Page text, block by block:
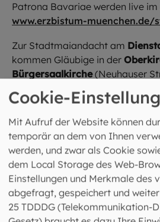
Patrona Bavariae werden live
www.erzbistum-muenchen.de/
Zur Stadtmaiandacht am
kommen Gläubige in der
Bürgersaalkirche(Neuhauser
Maiandacht steht unter dem
und soll neuen Wegen der
und dabei insbesondere
Gottesmutter Ausdruck
musikalisch von „Open Spirit“,
Truderinger Pfarrei St.
Evangelische Gäste predigen
Maiandachten in der
(Neuhauser Straße 6),jeweils
Cookie-
Mit Aufruf der Website können
temporär an dem von Ihnen
werden, und zwar als Cookie
dem Local Storage des Web-
Einstellungen und Merkmale des
abgefragt, gespeichert und
25 TDDDG (Telekommunikation-